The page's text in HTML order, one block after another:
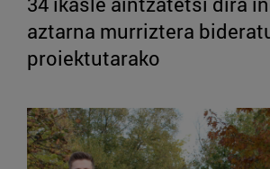
aztarna murriztera
proiektutarako